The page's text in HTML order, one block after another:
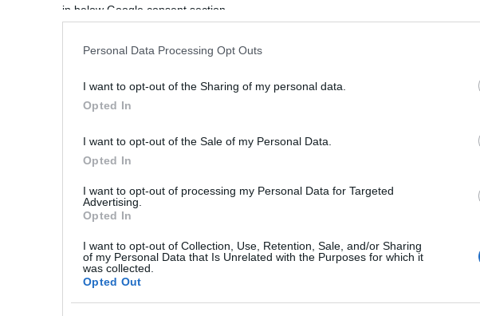
in below Google consent section.
Personal Data Processing Opt Outs
I want to opt-out of the Sharing of my personal data.
Opted In
I want to opt-out of the Sale of my Personal Data.
Opted In
I want to opt-out of processing my Personal Data for Targeted
Advertising.
Opted In
I want to opt-out of Collection, Use, Retention, Sale, and/or Sharing
of my Personal Data that Is Unrelated with the Purposes for which it
was collected.
Opted Out